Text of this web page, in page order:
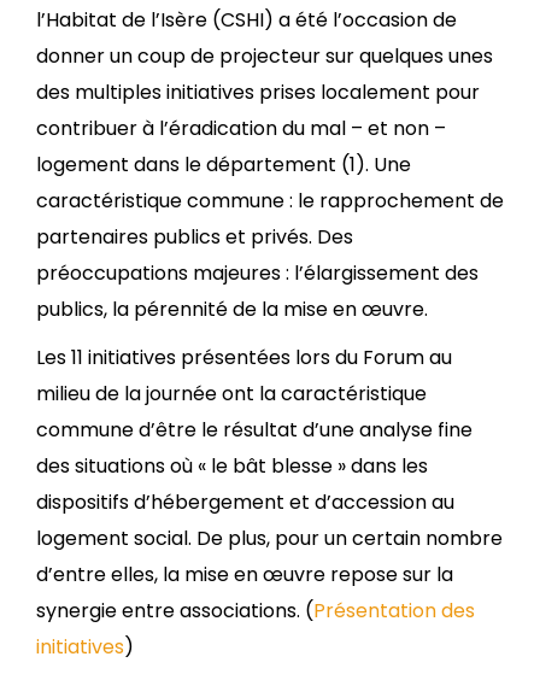
l’Habitat de l’Isère (CSHI) a été l’occasion de
donner un coup de projecteur sur quelques unes
des multiples initiatives prises localement pour
contribuer à l’éradication du mal – et non –
logement dans le département (1). Une
caractéristique commune : le rapprochement de
partenaires publics et privés. Des
préoccupations majeures : l’élargissement des
publics, la pérennité de la mise en œuvre.
Les 11 initiatives présentées lors du Forum au
milieu de la journée ont la caractéristique
commune d’être le résultat d’une analyse fine
des situations où « le bât blesse » dans les
dispositifs d’hébergement et d’accession au
logement social. De plus, pour un certain nombre
d’entre elles, la mise en œuvre repose sur la
synergie entre associations. (Présentation des
initiatives)